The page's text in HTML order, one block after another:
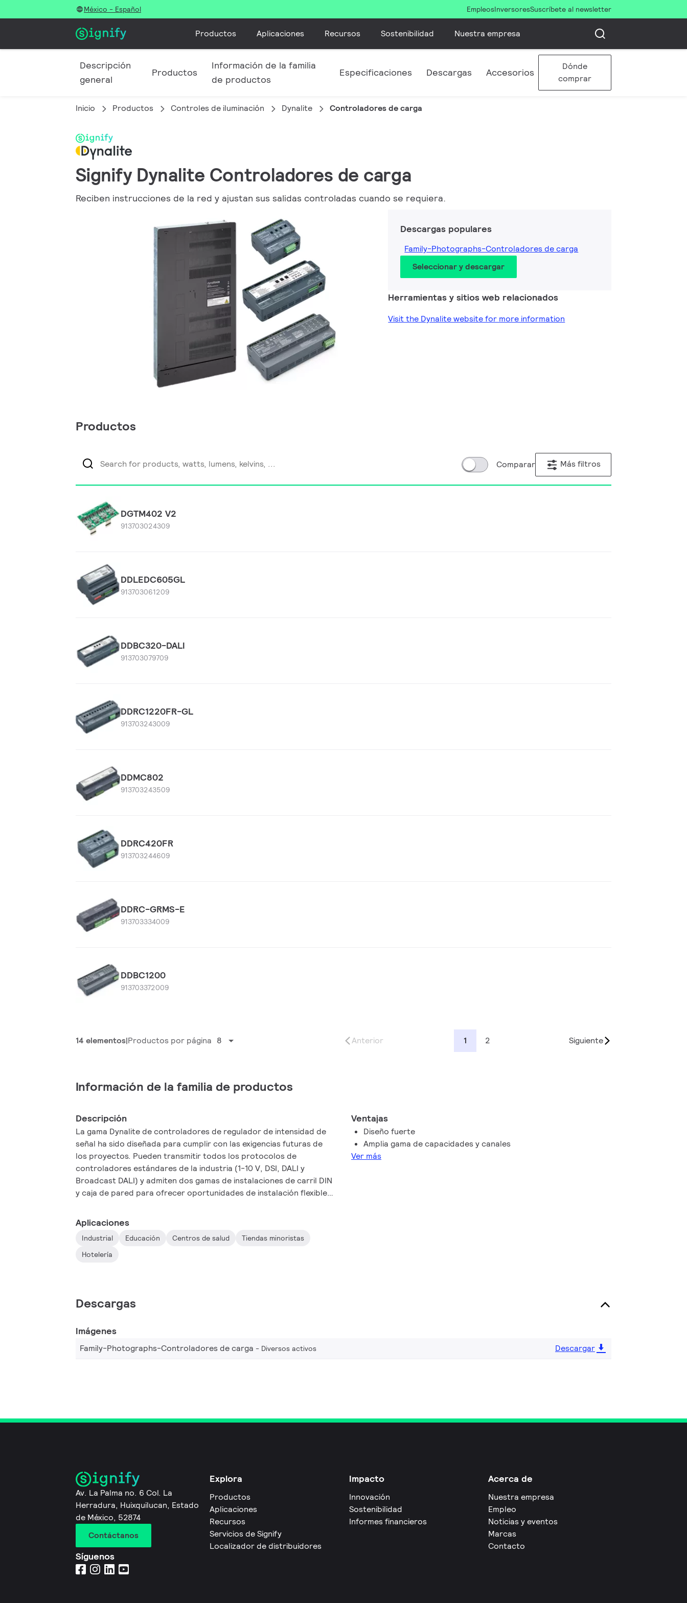
México - Español EmpleosInversoresSuscríbete al newsletter
Productos Aplicaciones Recursos Sostenibilidad Nuestra empresa
Descripción
general
Productos
Información de la familia
de productos
Especificaciones Descargas Accesorios
Dónde
comprar
Inicio Productos Controles de iluminación Dynalite Controladores de carga
Signify Dynalite Controladores de carga
Reciben instrucciones de la red y ajustan sus salidas controladas cuando se requiera.
Descargas populares
Family-Photographs-Controladores de carga
Seleccionar y descargar
Herramientas y sitios web relacionados
Visit the Dynalite website for more information
Productos
Comparar Más filtros
DGTM402 V2
913703024309
DDLEDC605GL
913703061209
DDBC320-DALI
913703079709
DDRC1220FR-GL
913703243009
DDMC802
913703243509
DDRC420FR
913703244609
DDRC-GRMS-E
913703334009
DDBC1200
913703372009
14 elementos Productos por página 8 Anterior 1 2 Siguiente
Información de la familia de productos
Descripción
La gama Dynalite de controladores de regulador de intensidad de
señal ha sido diseñada para cumplir con las exigencias futuras de
los proyectos. Pueden transmitir todos los protocolos de
controladores estándares de la industria (1-10 V, DSI, DALI y
Broadcast DALI) y admiten dos gamas de instalaciones de carril DIN
y caja de pared para ofrecer oportunidades de instalación flexibles.
también admite una amplia variedad de controladores con diversos
tamaños y cantidades de circuitos para utilizarlos en forma
individual o como parte de un sistema y adaptarlos a los requisitos
de cualquier proyecto.
Ventajas
Diseño fuerte
Amplia gama de capacidades y canales
Ver más
Aplicaciones
Industrial Educación Centros de salud
Tiendas minoristas
Hotelería
Descargas
Imágenes
Family-Photographs-Controladores de carga Diversos activos Descargar
Av. La Palma no. 6 Col. La
Herradura, Huixquilucan, Estado
de México, 52874
Contáctanos
Síguenos
Explora
Productos
Aplicaciones
Recursos
Servicios de Signify
Localizador de distribuidores
Impacto
Innovación
Sostenibilidad
Informes financieros
Acerca de
Nuestra empresa
Empleo
Noticias y eventos
Marcas
Contacto